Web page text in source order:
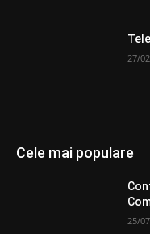
27/
Cele mai populare
25/